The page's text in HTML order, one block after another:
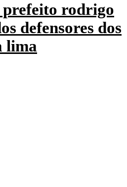
prefeito rodrigo
defensores dos
lima